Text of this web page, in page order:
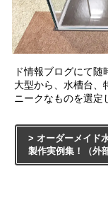
ド情報ブログにて随
大型から、水槽台、
ニークなものを選定
> オーダーメイド
製作実例集！（外